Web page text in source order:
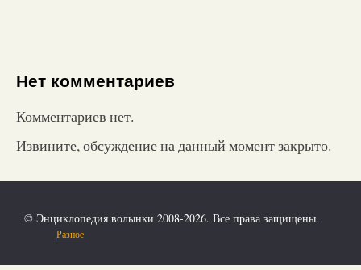
Нет комментариев
Комментариев нет.
Извините, обсуждение на данный момент закрыто.
© Энциклопедия волынки 2008-2026. Все права защищены.
Разное